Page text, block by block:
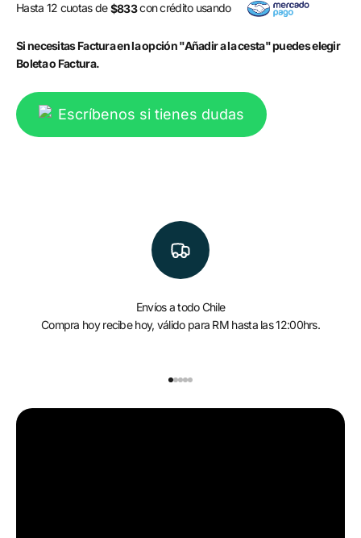
Hasta 12 cuotas de$833con crédito usando
Si necesitas Factura en la opción "Añadir a la cesta" puedes elegir
Boleta o Factura.
Escríbenos si tienes dudas
Envíos a todo Chile
Compra hoy recibe hoy, válido para RM hasta las 12:00hrs.